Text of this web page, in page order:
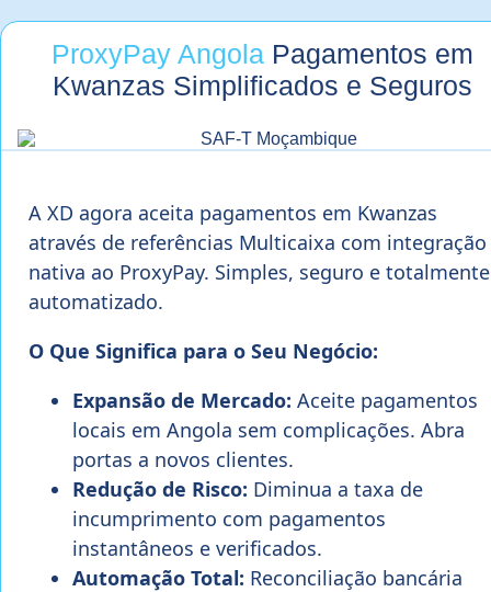
ProxyPay Angola Pagamentos em
Kwanzas Simplificados e Seguros
A XD agora aceita pagamentos em Kwanzas
através de referências Multicaixa com integração
nativa ao ProxyPay. Simples, seguro e totalmente
automatizado.
O Que Significa para o Seu Negócio:
Expansão de Mercado: Aceite pagamentos
locais em Angola sem complicações. Abra
portas a novos clientes.
Redução de Risco: Diminua a taxa de
incumprimento com pagamentos
instantâneos e verificados.
Automação Total: Reconciliação bancária